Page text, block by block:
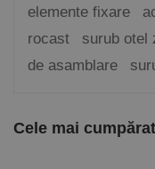
elemente fixare
rocast
surub otel
de asamblare
Cele mai